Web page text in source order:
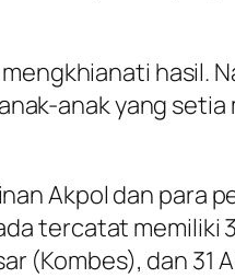
hasil.
anak yang
Akpol dan para
tercatat memiliki
(Kombes), dan 31